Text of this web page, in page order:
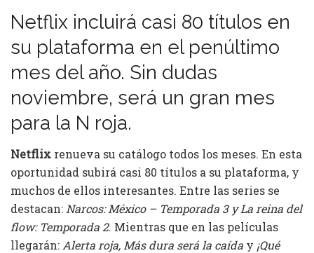
Netflix incluirá casi 80 títulos en
su plataforma en el penúltimo
mes del año. Sin dudas
noviembre, será un gran mes
para la N roja.
Netflix renueva su catálogo todos los meses. En esta
oportunidad subirá casi 80 títulos a su plataforma, y
muchos de ellos interesantes. Entre las series se
destacan: Narcos: México – Temporada 3 y La reina del
flow: Temporada 2. Mientras que en las películas
llegarán: Alerta roja, Más dura será la caída y ¡Qué